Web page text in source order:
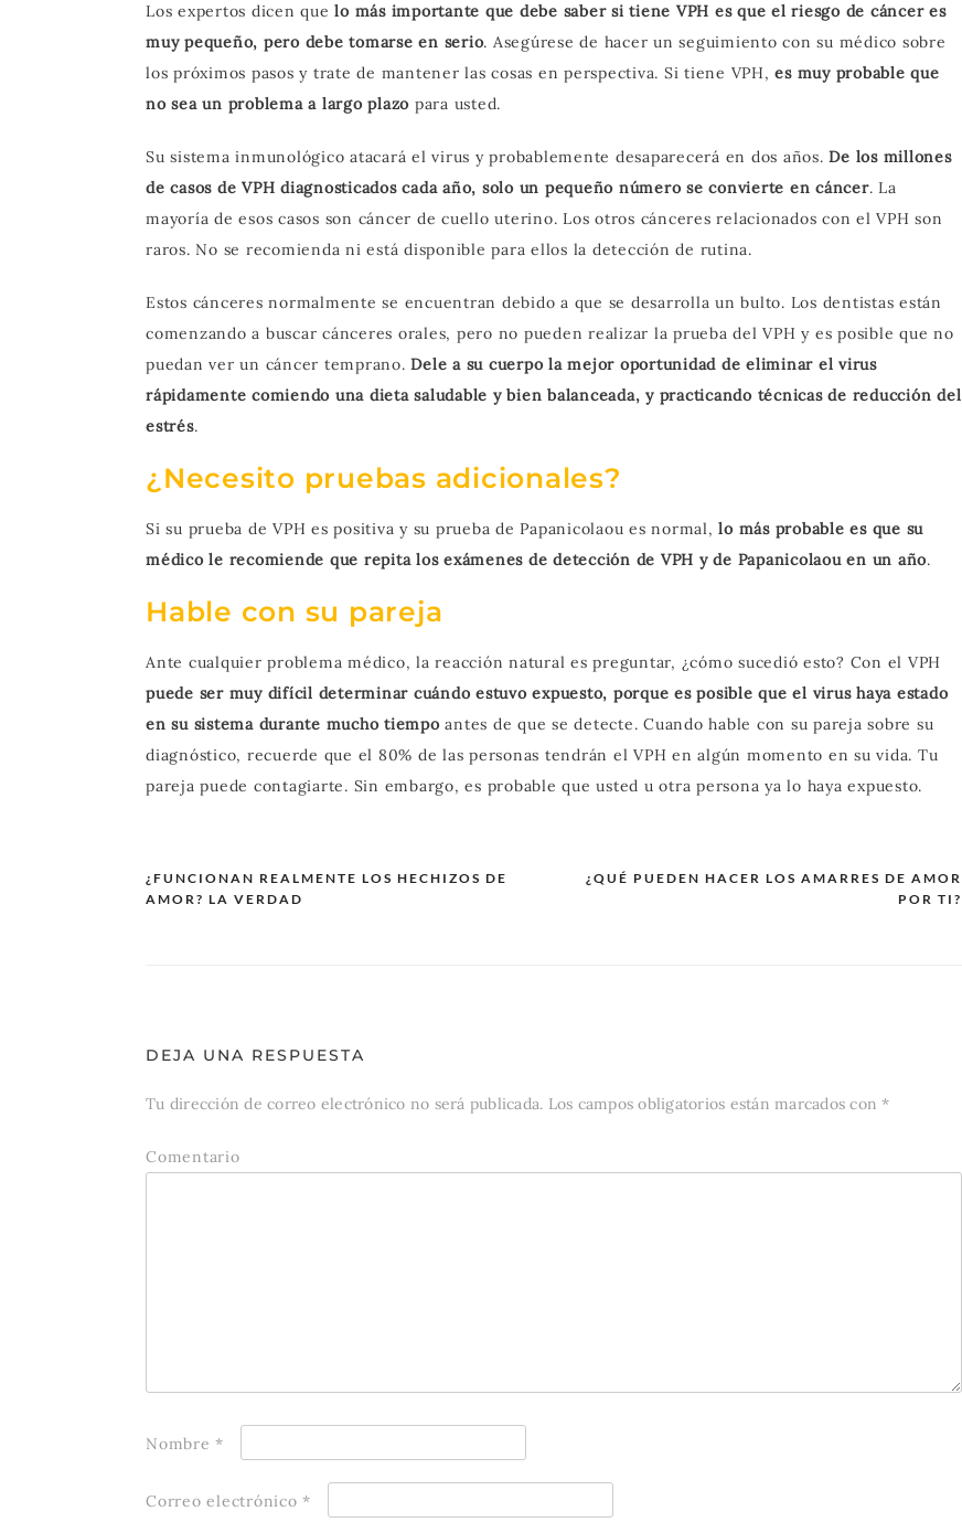
Los expertos dicen quelo más importante que debe saber si tiene VPH es que el riesgo de cáncer es
muy pequeño, pero debe tomarse en serio. Asegúrese de hacer un seguimiento con su médico sobre
los próximos pasos y trate de mantener las cosas en perspectiva. Si tiene VPH,es muy probable que
no sea un problema a largo plazo para usted.
Su sistema inmunológico atacará el virus y probablemente desaparecerá en dos años.De los millones
de casos de VPH diagnosticados cada año, solo un pequeño número se convierte en cáncer. La
mayoría de esos casos son cáncer de cuello uterino. Los otros cánceres relacionados con el VPH son
raros. No se recomienda ni está disponible para ellos la detección de rutina.
Estos cánceres normalmente se encuentran debido a que se desarrolla un bulto. Los dentistas están
comenzando a buscar cánceres orales, pero no pueden realizar la prueba del VPH y es posible que no
puedan ver un cáncer temprano.Dele a su cuerpo la mejor oportunidad de eliminar el virus
rápidamente comiendo una dieta saludable y bien balanceada, y practicando técnicas de reducción del
estrés.
¿Necesito pruebas adicionales?
Si su prueba de VPH es positiva y su prueba de Papanicolaou es normal,lo más probable es que su
médico le recomiende que repita los exámenes de detección de VPH y de Papanicolaou en un año.
Hable con su pareja
Ante cualquier problema médico, la reacción natural es preguntar, ¿cómo sucedió esto? Con el VPH
puede ser muy difícil determinar cuándo estuvo expuesto, porque es posible que el virus haya estado
en su sistema durante mucho tiempoantes de que se detecte. Cuando hable con su pareja sobre su
diagnóstico, recuerde que el 80% de las personas tendrán el VPH en algún momento en su vida. Tu
pareja puede contagiarte. Sin embargo, es probable que usted u otra persona ya lo haya expuesto.
Navegación
¿QUÉ PUEDEN HACER LOS AMARRES DE AMOR
POR TI?
¿FUNCIONAN REALMENTE LOS HECHIZOS DE
AMOR? LA VERDAD
DEJA UNA RESPUESTA
Tu dirección de correo electrónico no será publicada. Los campos obligatorios están marcados con*
Comentario
Nombre*
Correo electrónico*